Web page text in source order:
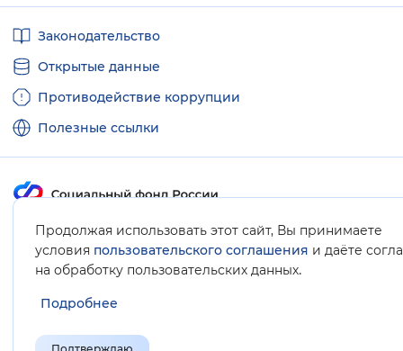
Продолжая использовать этот сайт, Вы принимаете
условия пользовательского соглашения и даёте
на обработку пользовательских данных.
Подробнее
ссылкиЗаконодательство
Открытые данные
Противодействие коррупции
Полезные ссылки
Карта сайта